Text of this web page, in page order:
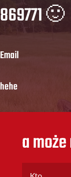
869771 🙂
Email
hehe
a